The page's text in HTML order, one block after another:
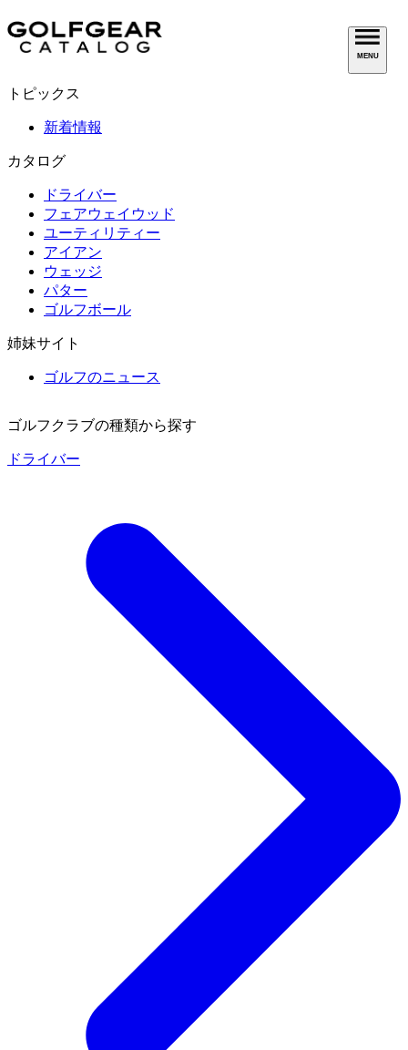
MENU
トピックス
新着情報
カタログ
ドライバー
フェアウェイウッド
ユーティリティー
アイアン
ウェッジ
パター
ゴルフボール
姉妹サイト
ゴルフのニュース
ゴルフクラブの種類から探す
ドライバー